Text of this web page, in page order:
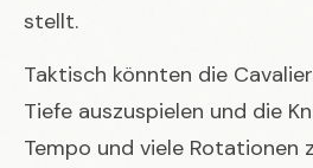
stellt.
Taktisch könnten die
Tiefe auszuspielen und die
Tempo und viele Rotationen